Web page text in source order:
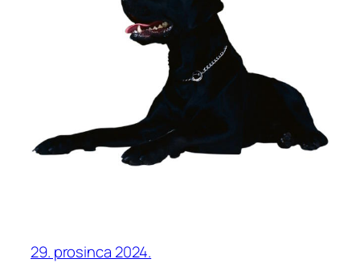
29. prosinca 2024.